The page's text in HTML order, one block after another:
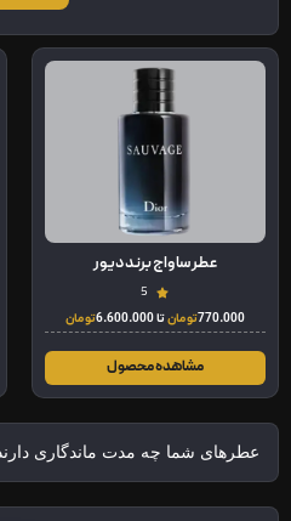
عطر ساواج برند دیور
5
770.000تومانتا6.600.000تومان
مشاهده محصول
عطرهای شما چه مدت ماندگاری دارند؟